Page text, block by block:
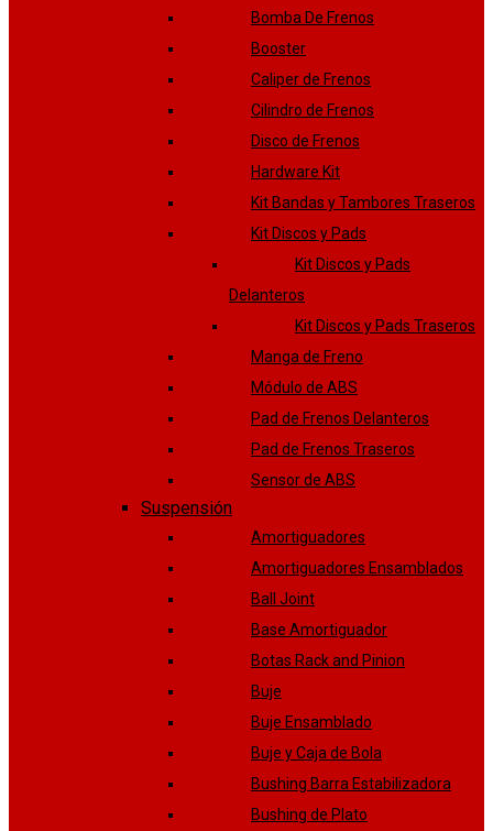
Bomba De Frenos
Booster
Caliper de Frenos
Cilindro de Frenos
Disco de Frenos
Hardware Kit
Kit Bandas y Tambores Traseros
Kit Discos y Pads
Kit Discos y Pads
Delanteros
Kit Discos y Pads Traseros
Manga de Freno
Módulo de ABS
Pad de Frenos Delanteros
Pad de Frenos Traseros
Sensor de ABS
Suspensión
Amortiguadores
Amortiguadores Ensamblados
Ball Joint
Base Amortiguador
Botas Rack and Pinion
Buje
Buje Ensamblado
Buje y Caja de Bola
Bushing Barra Estabilizadora
Bushing de Plato